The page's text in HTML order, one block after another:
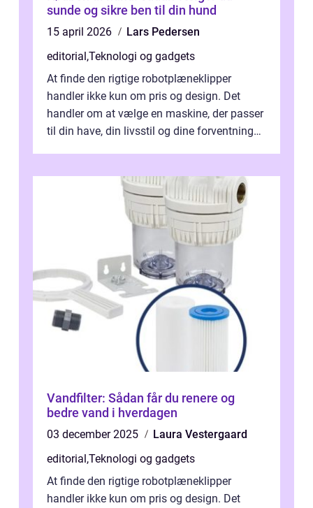
sunde og sikre ben til din hund
15 april 2026
Lars Pedersen
editorial,Teknologi og gadgets
At finde den rigtige robotplæneklipper
handler ikke kun om pris og design. Det
handler om at vælge en maskine, der passer
til din have, din livsstil og dine forventninger.
Vandfilter: Sådan får du renere og
bedre vand i hverdagen
03 december 2025
Laura Vestergaard
editorial,Teknologi og gadgets
At finde den rigtige robotplæneklipper
handler ikke kun om pris og design. Det